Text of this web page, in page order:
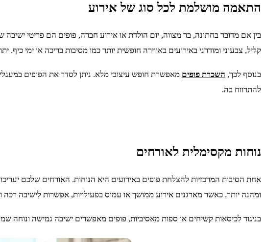
התאמה מושלמת לכל סוג של אירוע
בין אם מדובר בחתונה, בר מצווה, יום הולדת או אירוע חברה, פופים הם פריטי
קליל, צבעוני ומודרני באירועים באווירה חופשית יותר כמו מסיבות בריכה או ימי
בנוסף לכך, השכרת פופים מאפשרת חופש עיצובי מלא. ניתן לסדר את הפופים
להתרווח בה.
נוחות מקסימלית לאורחים
אחת הסיבות המרכזיות להצלחת פופים באירועים היא הנוחות. האורחים שלכם
ומהנה יותר. כאשר מארגנים אירוע ממושך או עמוס בפעילויות, אפשרות לישיבה
בניגוד לכיסאות קשיחים או ספות מאסיביות, פופים מאפשרים ישיבה גמישה ונוחה